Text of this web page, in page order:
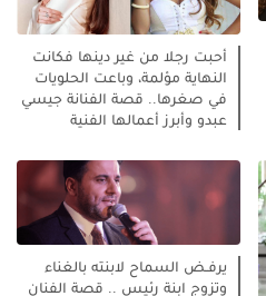
أحبت رجلا من غير دينها فكانت
النهاية مؤلمة، وباعت الحلويات
في صغرها.. قصة الفنانة جيسي
عبدو وأبرز أعمالها الفنية
يرفـض السماح لابنته بالغناء
وتزوج ابنة رئيس .. قصة الفنان